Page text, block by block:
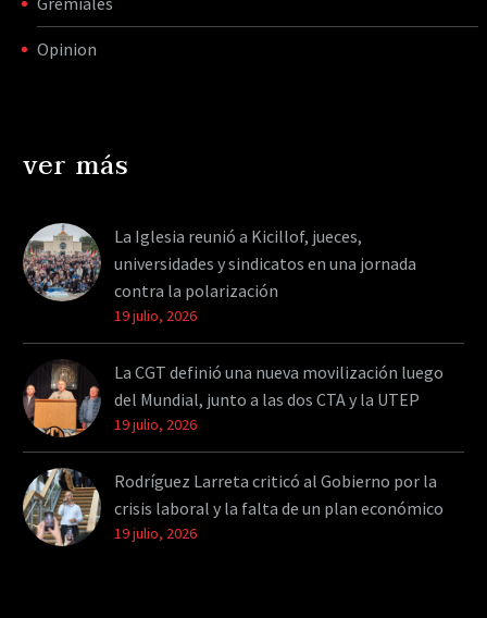
Opinion
ver más
La Iglesia reunió a Kicillof, jueces,
universidades y sindicatos en una jornada
contra la polarización
19 julio, 2026
La CGT definió una nueva movilización luego
del Mundial, junto a las dos CTA y la UTEP
19 julio, 2026
Rodríguez Larreta criticó al Gobierno por la
crisis laboral y la falta de un plan económico
19 julio, 2026